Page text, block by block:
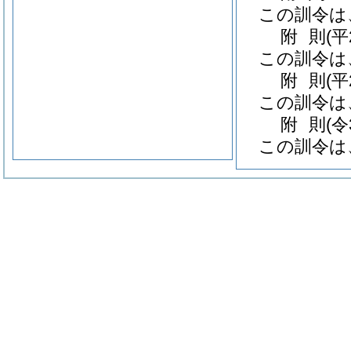
この訓令
附 則 (
この訓令
附 則 (
この訓令
附 則 (
この訓令